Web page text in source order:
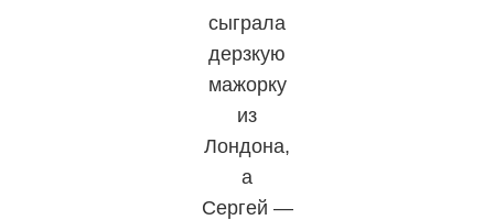
сыграла
дерзкую
мажорку
из
Лондона,
а
Сергей —